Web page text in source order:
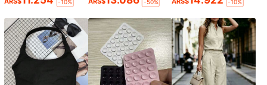
-10% -50% -10%